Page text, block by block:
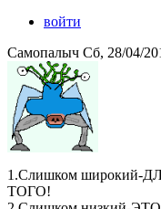
войти
Самопалыч Сб, 28/04/
1.Слишком
ТОГО!